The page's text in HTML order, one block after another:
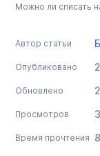
Можно ли списать
Автор статьи
Опубликовано
Обновлено
Просмотров
Время прочтения